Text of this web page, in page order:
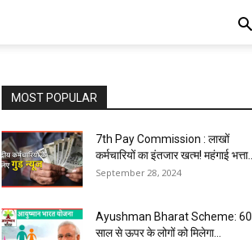
MOST POPULAR
7th Pay Commission : लाखों
कर्मचारियों का इंतजार खत्म! महंगाई भत्ता...
September 28, 2024
Ayushman Bharat Scheme: 60
साल से ऊपर के लोगों को मिलेगा...